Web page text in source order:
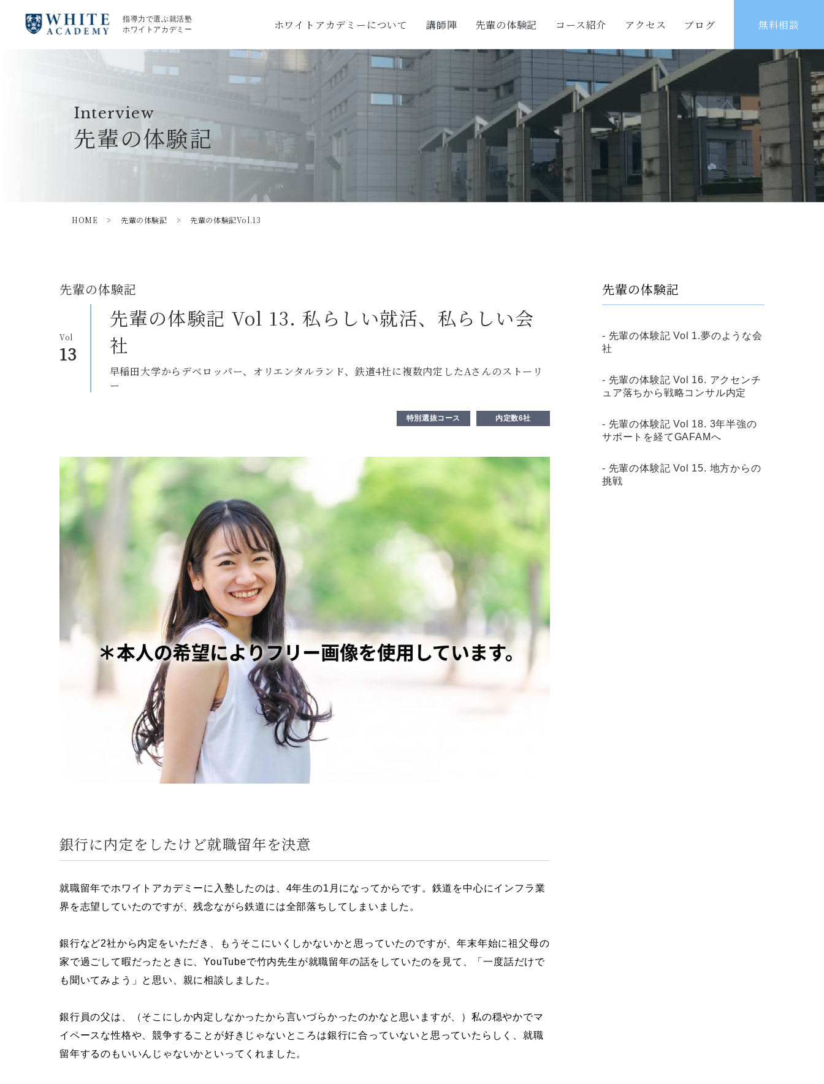
指導力で選ぶ就活塾
ホワイトアカデミー
ホワイトアカデミーについて 講師陣 先輩の体験記 コース紹介 アクセス ブログ 無料相談
Interview
先輩の体験記
HOME > 先輩の体験記 > 先輩の体験記Vol.13
先輩の体験記
Vol
13
先輩の体験記 Vol 13. 私らしい就活、私らしい会
社
早稲田大学からデベロッパー、オリエンタルランド、鉄道4社に複数内定したAさんのストーリ
ー
特別選抜コース 内定数6社
銀行に内定をしたけど就職留年を決意
就職留年でホワイトアカデミーに入塾したのは、4年生の1月になってからです。鉄道を中心にインフラ業
界を志望していたのですが、残念ながら鉄道には全部落ちしてしまいました。
銀行など2社から内定をいただき、もうそこにいくしかないかと思っていたのですが、年末年始に祖父母の
家で過ごして暇だったときに、YouTubeで竹内先生が就職留年の話をしていたのを見て、「一度話だけで
も聞いてみよう」と思い、親に相談しました。
銀行員の父は、（そこにしか内定しなかったから言いづらかったのかなと思いますが、）私の穏やかでマ
イペースな性格や、競争することが好きじゃないところは銀行に合っていないと思っていたらしく、就職
留年するのもいいんじゃないかといってくれました。
先輩の体験記
先輩の体験記 Vol 1.夢のような会
社
先輩の体験記 Vol 16. アクセンチ
ュア落ちから戦略コンサル内定
先輩の体験記 Vol 18. 3年半強の
サポートを経てGAFAMへ
先輩の体験記 Vol 15. 地方からの
挑戦